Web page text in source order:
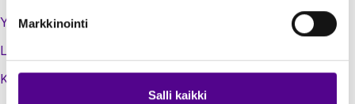
Markkinointi
Salli kaikki
Yhteystiedot
Laskutustiedot
Kirjaudu sisään jäsenextraan